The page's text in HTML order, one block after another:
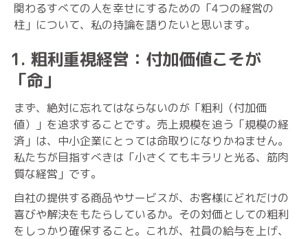
関わるすべての人を幸せにするための「4つの経営の
柱」について、私の持論を語りたいと思います。
1. 粗利重視経営：付加価値こそが
「命」
まず、絶対に忘れてはならないのが「粗利（付加価
値）」を追求することです。売上規模を追う「規模の経
済」は、中小企業にとっては命取りになりかねません。
私たちが目指すべきは「小さくてもキラリと光る、筋肉
質な経営」です。
自社の提供する商品やサービスが、お客様にどれだけの
喜びや解決をもたらしているか。その対価としての粗利
をしっかり確保すること。これが、社員の給与を上げ、